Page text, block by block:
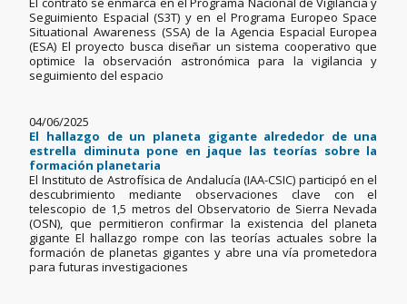
Seguimiento Espacial (S3T) y en el Programa Europeo Space
Situational Awareness (SSA) de la Agencia Espacial Europea
(ESA) El proyecto busca diseñar un sistema cooperativo que
optimice la observación astronómica para la vigilancia y
seguimiento del espacio
04/06/2025
El hallazgo de un planeta gigante alrededor de una
estrella diminuta pone en jaque las teorías sobre la
formación planetaria
El Instituto de Astrofísica de Andalucía (IAA-CSIC) participó en el
descubrimiento mediante observaciones clave con el
telescopio de 1,5 metros del Observatorio de Sierra Nevada
(OSN), que permitieron confirmar la existencia del planeta
gigante El hallazgo rompe con las teorías actuales sobre la
formación de planetas gigantes y abre una vía prometedora
para futuras investigaciones